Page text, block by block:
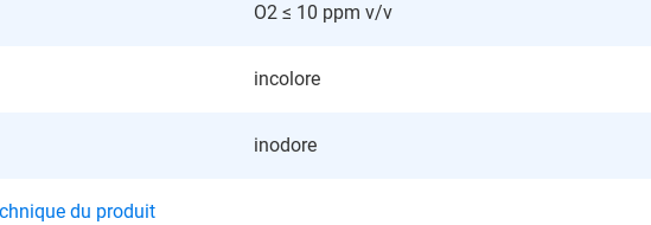
O2 ≤ 10 ppm v/v
incolore
inodore
du produit